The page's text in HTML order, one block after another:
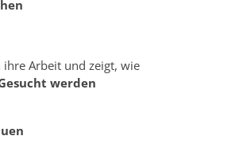
ihre Arbeit und zeigt, wie
werden